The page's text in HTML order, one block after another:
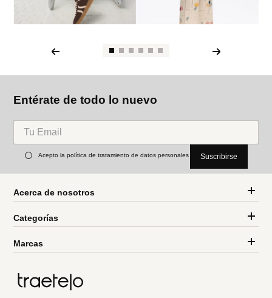
Entérate de todo lo nuevo
Acepto la política de tratamiento de datos personales Suscribirse
Acerca de nosotros
Categorías
Marcas